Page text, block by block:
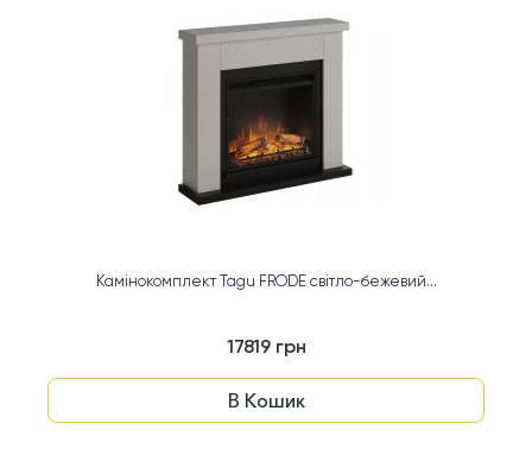
Камінокомплект Tagu FRODE світло-бежевий...
17819 грн
В Кошик